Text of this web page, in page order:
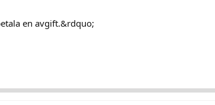
en avgift.&rdquo;